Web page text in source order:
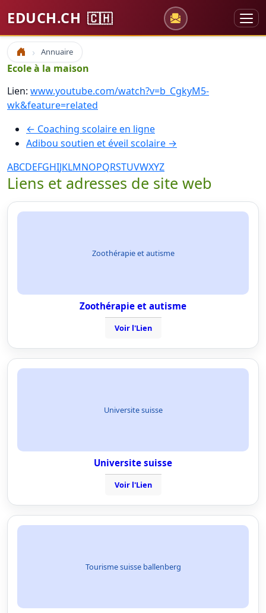
EDUCH.CH 🇨🇭
Accueil Annuaire
Ecole à la maison
Lien: www.youtube.com/watch?v=b_CgkyM5-
wk&feature=related
← Coaching scolaire en ligne
Adibou soutien et éveil scolaire →
ABCDEFGHIJKLMNOPQRSTUVWXYZ
Liens et adresses de site web
Zoothérapie et autisme
Zoothérapie et autisme
Voir l'Lien
Universite suisse
Universite suisse
Voir l'Lien
Tourisme suisse ballenberg